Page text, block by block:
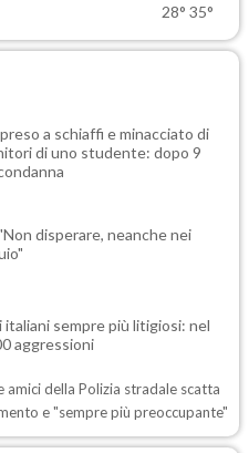
28° 35°
a schiaffi e minacciato di
di uno studente: dopo 9
disperare, neanche nei
sempre più litigiosi: nel
aggressioni
della Polizia stradale scatta
e "sempre più preoccupante"